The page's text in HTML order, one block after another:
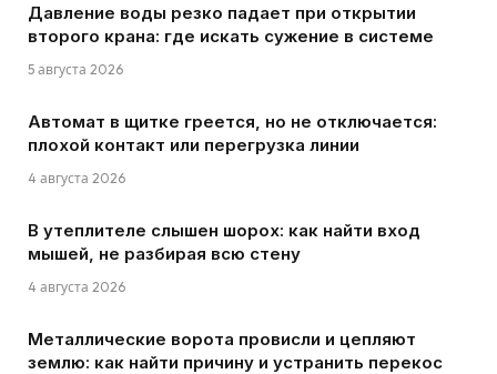
Давление воды резко падает при открытии
второго крана: где искать сужение в системе
5 августа 2026
Автомат в щитке греется, но не отключается:
плохой контакт или перегрузка линии
4 августа 2026
В утеплителе слышен шорох: как найти вход
мышей, не разбирая всю стену
4 августа 2026
Металлические ворота провисли и цепляют
землю: как найти причину и устранить перекос